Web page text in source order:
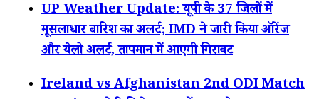
UP Weather Update: यूपी के 37 जिलों में
मूसलाधार बारिश का अलर्ट; IMD ने जारी किया ऑरेंज
और येलो अलर्ट, तापमान में आएगी गिरावट
Ireland vs Afghanistan 2nd ODI Match